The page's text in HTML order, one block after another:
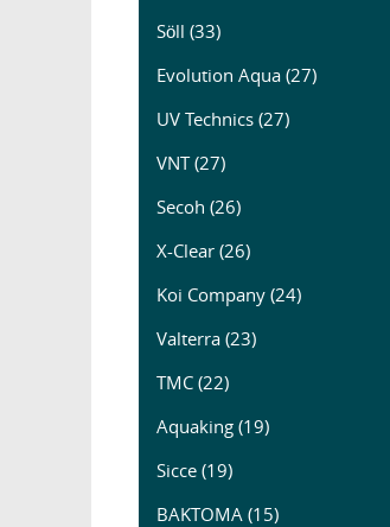
Söll (33)
Evolution Aqua (27)
UV Technics (27)
VNT (27)
Secoh (26)
X-Clear (26)
Koi Company (24)
Valterra (23)
TMC (22)
Aquaking (19)
Sicce (19)
BAKTOMA (15)